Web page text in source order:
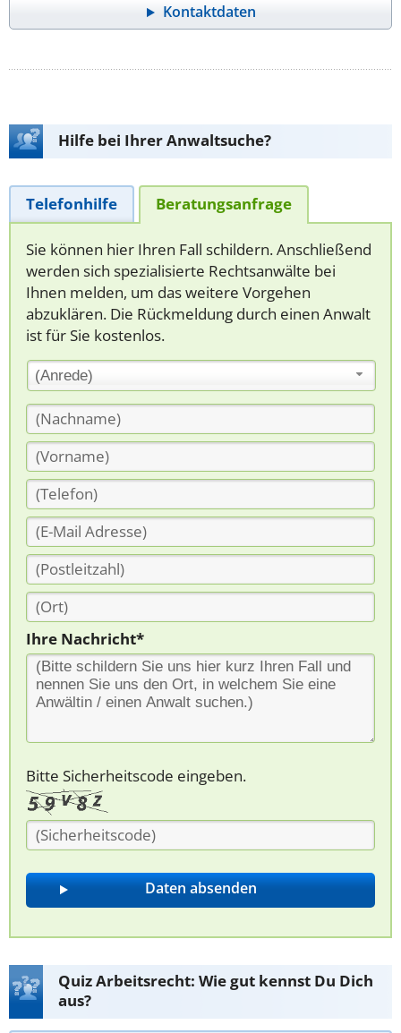
Kontaktdaten
Hilfe bei Ihrer Anwaltsuche?
Telefonhilfe Beratungsanfrage
Sie können hier Ihren Fall schildern. Anschließend
werden sich spezialisierte Rechtsanwälte bei
Ihnen melden, um das weitere Vorgehen
abzuklären. Die Rückmeldung durch einen Anwalt
ist für Sie kostenlos.
(Anrede)
Ihre Nachricht*
Bitte Sicherheitscode eingeben.
Quiz Arbeitsrecht: Wie gut kennst Du Dich
aus?